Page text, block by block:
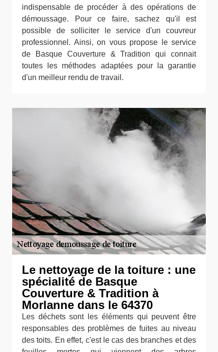
indispensable de procéder à des opérations de
démoussage. Pour ce faire, sachez qu'il est
possible de solliciter le service d'un couvreur
professionnel. Ainsi, on vous propose le service
de Basque Couverture & Tradition qui connait
toutes les méthodes adaptées pour la garantie
d'un meilleur rendu de travail.
Le nettoyage de la toiture : une
spécialité de Basque
Couverture & Tradition à
Morlanne dans le 64370
Les déchets sont les éléments qui peuvent être
responsables des problèmes de fuites au niveau
des toits. En effet, c'est le cas des branches et des